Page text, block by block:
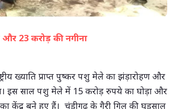
23 करोड़ की नगीना
ख्याति प्राप्त पुष्कर पशु मेले का झंड़ारोहण और
इस साल पशु मेले में 15 करोड़ रुपये का घोड़ा और
केंद्र बने हुए हैं। चंडीगढ़ के गैरी गिल की घुड़साल